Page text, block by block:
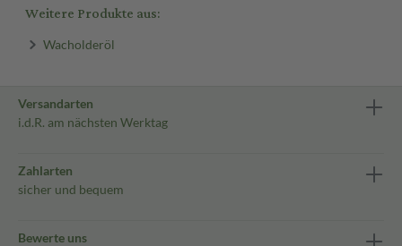
Weitere Produkte aus:
Wacholderöl
Versandarten
i.d.R. am nächsten Werktag
Zahlarten
sicher und bequem
Bewerte uns